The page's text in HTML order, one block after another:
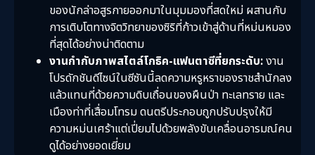
ของนักล่าอสูรกายออกมาในมุมมองที่สดใหม่ ผสานกับ
การเติบโตทางจิตวิทยาของซิริที่ก้าวเข้าสู่ด้านที่หม่นหมอง
ที่สุดได้อย่างน่าติดตาม
งานกำกับภาพสไตล์โกธิค-แฟนตาซีที่ยกระดับ:งาน
โปรดักชันดีไซน์ในซีซันนี้ลดความหรูหราของราชสำนักลง
แล้วแทนที่ด้วยความดิบเถื่อนของผืนป่า ทะเลทราย และ
เมืองท่าที่เสื่อมโทรม ดนตรีประกอบถูกปรับปรุงให้มี
ความหม่นเศร้าแต่เปี่ยมไปด้วยพลังขับเคลื่อนอารมณ์คน
ดูได้อย่างยอดเยี่ยม